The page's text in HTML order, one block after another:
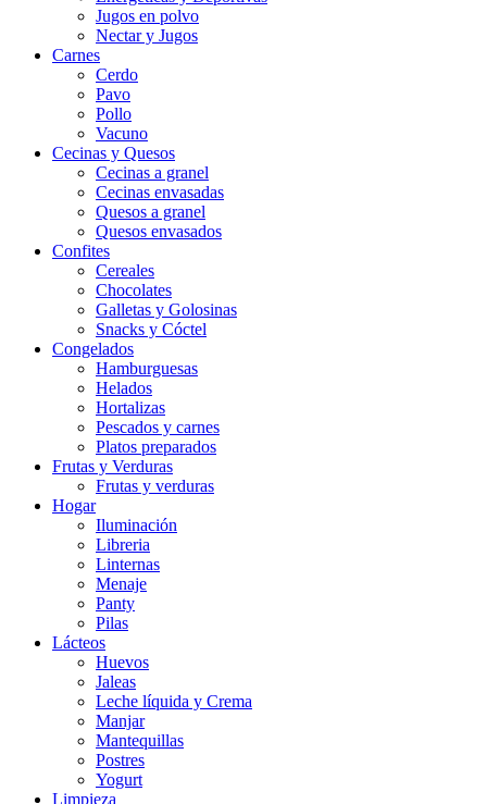
Jugos en polvo
Nectar y Jugos
Carnes
Cerdo
Pavo
Pollo
Vacuno
Cecinas y Quesos
Cecinas a granel
Cecinas envasadas
Quesos a granel
Quesos envasados
Confites
Cereales
Chocolates
Galletas y Golosinas
Snacks y Cóctel
Congelados
Hamburguesas
Helados
Hortalizas
Pescados y carnes
Platos preparados
Frutas y Verduras
Frutas y verduras
Hogar
Iluminación
Libreria
Linternas
Menaje
Panty
Pilas
Lácteos
Huevos
Jaleas
Leche líquida y Crema
Manjar
Mantequillas
Postres
Yogurt
Limpieza